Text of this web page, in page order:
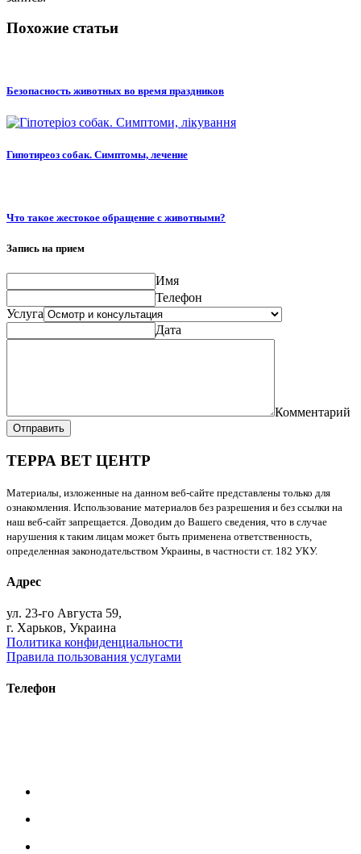
Похожие статьи
Безопасность животных во время праздников
Гипотиреоз собак. Симптомы, лечение
Что такое жестокое обращение с животными?
Запись на прием
Имя
Телефон
Услуга
Дата
Комментарий
Отправить
ТЕРРА ВЕТ ЦЕНТР
Материалы, изложенные на данном веб-сайте представлены только для
ознакомления. Использование материалов без разрешения и без ссылки на
наш веб-сайт запрещается. Доводим до Вашего сведения, что в случае
нарушения к таким лицам может быть применена ответственность,
определенная законодательством Украины, в частности ст. 182 УКУ.
Адрес
ул. 23-го Августа 59,
г. Харьков, Украина
Политика конфиденциальности
Правила пользования услугами
Телефон